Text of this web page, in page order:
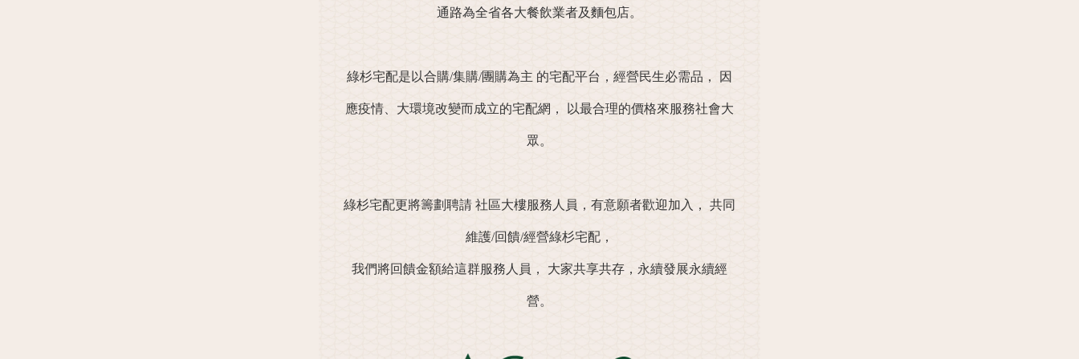
通路為全省各大餐飲業者及麵包店。
綠杉宅配是以合購/集購/團購為主 的宅配平台，經營民生必需品， 因
應疫情、大環境改變而成立的宅配網， 以最合理的價格來服務社會大
眾。
綠杉宅配更將籌劃聘請 社區大樓服務人員，有意願者歡迎加入， 共同
維護/回饋/經營綠杉宅配，
我們將回饋金額給這群服務人員， 大家共享共存，永續發展永續經
營。